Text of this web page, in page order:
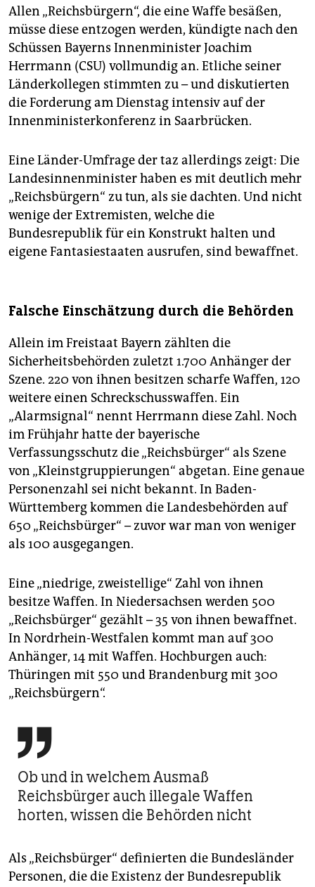
Allen „Reichsbürgern“, die eine Waffe besäßen,
müsse diese entzogen werden, kündigte nach den
Schüssen Bayerns Innenminister Joachim
Herrmann (CSU) vollmundig an. Etliche seiner
Länderkollegen stimmten zu – und diskutierten
die Forderung am Dienstag intensiv auf der
Innenministerkonferenz in Saarbrücken.
Eine Länder-Umfrage der taz allerdings zeigt: Die
Landesinnenminister haben es mit deutlich mehr
„Reichsbürgern“ zu tun, als sie dachten. Und nicht
wenige der Extremisten, welche die
Bundesrepublik für ein Konstrukt halten und
eigene Fantasiestaaten ausrufen, sind bewaffnet.
Falsche Einschätzung durch die Behörden
Allein im Freistaat Bayern zählten die
Sicherheitsbehörden zuletzt 1.700 Anhänger der
Szene. 220 von ihnen besitzen scharfe Waffen, 120
weitere einen Schreckschusswaffen. Ein
„Alarmsignal“ nennt Herrmann diese Zahl. Noch
im Frühjahr hatte der bayerische
Verfassungsschutz die „Reichsbürger“ als Szene
von „Kleinstgruppierungen“ abgetan. Eine genaue
Personenzahl sei nicht bekannt. In Baden-
Württemberg kommen die Landesbehörden auf
650 „Reichsbürger“ – zuvor war man von weniger
als 100 ausgegangen.
Eine „niedrige, zweistellige“ Zahl von ihnen
besitze Waffen. In Niedersachsen werden 500
„Reichsbürger“ gezählt – 35 von ihnen bewaffnet.
In Nordrhein-Westfalen kommt man auf 300
Anhänger, 14 mit Waffen. Hochburgen auch:
Thüringen mit 550 und Brandenburg mit 300
„Reichsbürgern“.

Ob und in welchem Ausmaß
Reichsbürger auch illegale Waffen
horten, wissen die Behörden nicht
Als „Reichsbürger“ definierten die Bundesländer
Personen, die die Existenz der Bundesrepublik